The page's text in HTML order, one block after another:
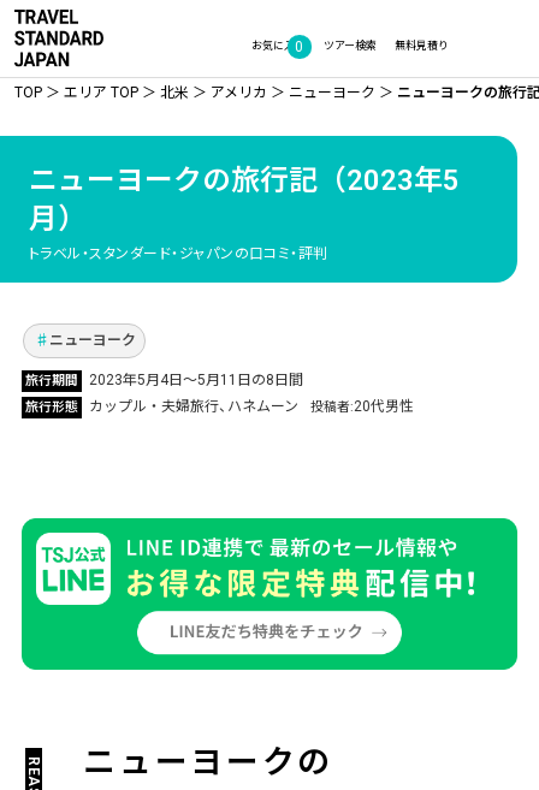
お気に入り
0 無料見積り
ツアー検索
TOP エリア TOP 北米 アメリカ ニューヨーク ニューヨークの旅行
ニューヨークの旅行記（2023年5
月）
トラベル・スタンダード・ジャパンの口コミ・評判
Vol.683
ハネムーンでニューヨークへ！ 名所観光・お買
い物から、ミュージカル鑑賞・野球観戦・セン
トラル・パークでのジョギングまでたっぷり楽
ニューヨーク
旅行期間 2023年5⽉4⽇〜5月11日の8日間
旅行形態 カップル・夫婦旅行 ハネムーン 投稿者 20代男性
ニューヨークの